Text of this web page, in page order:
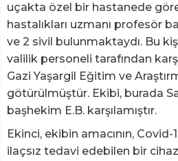
uçakta özel bir hastanede
hastalıkları uzmanı profesör
ve 2 sivil bulunmaktaydı. Bu
valilik personeli tarafından
Gazi Yaşargil Eğitim ve
götürülmüştür. Ekibi, burada
başhekim E.B. karşılamıştır.
Ekinci, ekibin amacının,
ilaçsız tedavi edebilen bir